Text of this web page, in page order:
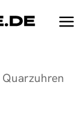
Quarzuhren